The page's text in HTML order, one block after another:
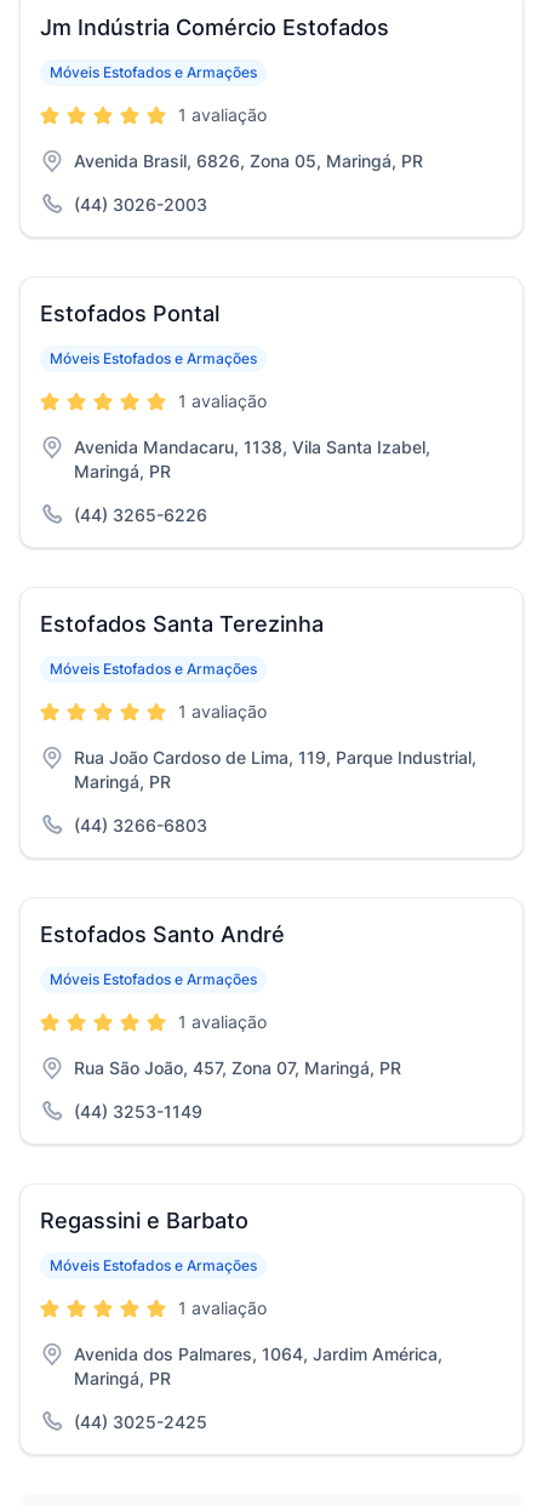
Jm Indústria Comércio Estofados
Móveis Estofados e Armações
1 avaliação
Avenida Brasil, 6826, Zona 05, Maringá, PR
(44) 3026-2003
Estofados Pontal
Móveis Estofados e Armações
1 avaliação
Avenida Mandacaru, 1138, Vila Santa Izabel,
Maringá, PR
(44) 3265-6226
Estofados Santa Terezinha
Móveis Estofados e Armações
1 avaliação
Rua João Cardoso de Lima, 119, Parque Industrial,
Maringá, PR
(44) 3266-6803
Estofados Santo André
Móveis Estofados e Armações
1 avaliação
Rua São João, 457, Zona 07, Maringá, PR
(44) 3253-1149
Regassini e Barbato
Móveis Estofados e Armações
1 avaliação
Avenida dos Palmares, 1064, Jardim América,
Maringá, PR
(44) 3025-2425